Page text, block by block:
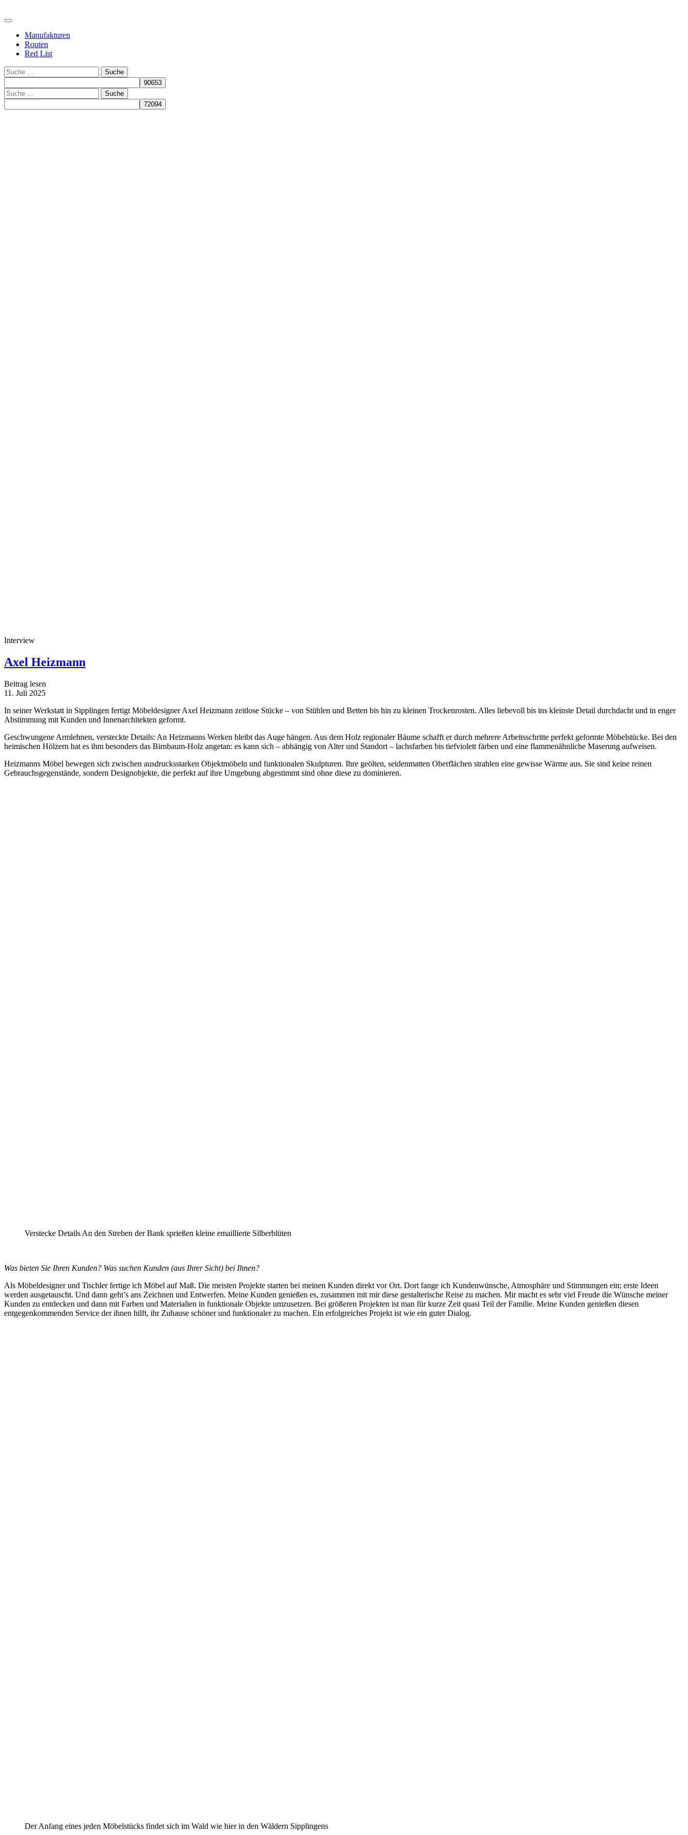
Manufakturen
Routen
Red List
Suche
Suche
Interview
Axel Heizmann
Beitrag lesen
11. Juli 2025
In seiner Werkstatt in Sipplingen fertigt Möbeldesigner Axel Heizmann zeitlose Stücke – von Stühlen und Betten bis hin zu kleinen Trockenrosten. Alles liebevoll bis ins kleinste Detail durchdacht und in enger
Abstimmung mit Kunden und Innenarchitekten geformt.
Geschwungene Armlehnen, versteckte Details: An Heizmanns Werken bleibt das Auge hängen. Aus dem Holz regionaler Bäume schafft er durch mehrere Arbeitsschritte perfekt geformte Möbelstücke. Bei den
heimischen Hölzern hat es ihm besonders das Birnbaum-Holz angetan: es kann sich – abhängig von Alter und Standort – lachsfarben bis tiefviolett färben und eine flammenähnliche Maserung aufweisen.
Heizmanns Möbel bewegen sich zwischen ausdrucksstarken Objektmöbeln und funktionalen Skulpturen. Ihre geölten, seidenmatten Oberflächen strahlen eine gewisse Wärme aus. Sie sind keine reinen
Gebrauchsgegenstände, sondern Designobjekte, die perfekt auf ihre Umgebung abgestimmt sind ohne diese zu dominieren.
Verstecke Details An den Streben der Bank sprießen kleine emaillierte Silberblüten
Was bieten Sie Ihren Kunden? Was suchen Kunden (aus Ihrer Sicht) bei Ihnen?
Als Möbeldesigner und Tischler fertige ich Möbel auf Maß. Die meisten Projekte starten bei meinen Kunden direkt vor Ort. Dort fange ich Kundenwünsche, Atmosphäre und Stimmungen ein; erste Ideen
werden ausgetauscht. Und dann geht’s ans Zeichnen und Entwerfen. Meine Kunden genießen es, zusammen mit mir diese gestalterische Reise zu machen. Mir macht es sehr viel Freude die Wünsche meiner
Kunden zu entdecken und dann mit Farben und Materialien in funktionale Objekte umzusetzen. Bei größeren Projekten ist man für kurze Zeit quasi Teil der Familie. Meine Kunden genießen diesen
entgegenkommenden Service der ihnen hilft, ihr Zuhause schöner und funktionaler zu machen. Ein erfolgreiches Projekt ist wie ein guter Dialog.
Der Anfang eines jeden Möbelstücks findet sich im Wald wie hier in den Wäldern Sipplingens